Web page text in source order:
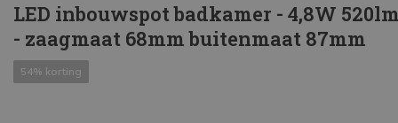
LED inbouwspot badkamer - 4,8W
- zaagmaat 68mm buitenmaat 87mm
54% korting